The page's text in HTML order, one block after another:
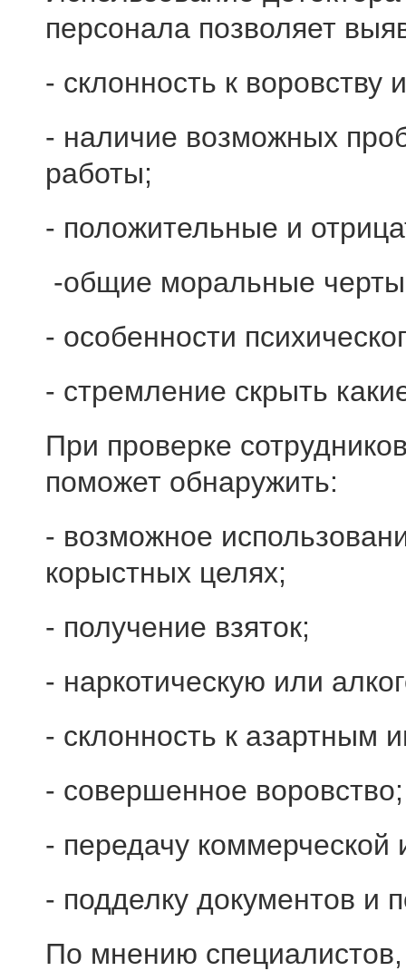
персонала позволяет
- склонность к воровству
- наличие возможных
работы;
- положительные и
-общие моральные
- особенности
- стремление скрыть
При проверке
поможет обнаружить:
- возможное
корыстных целях;
- получение взяток;
- наркотическую или
- склонность к азартным
- совершенное воровство;
- передачу
- подделку документов и
По мнению